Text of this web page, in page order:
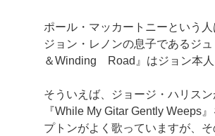
ポール・マッカートニーという
ジョン・レノンの息子であるジ
＆Winding Road』はジョン本人
そういえば、ジョージ・ハリス
『While My Gitar Gently Weeps
プトンがよく歌っていますが、